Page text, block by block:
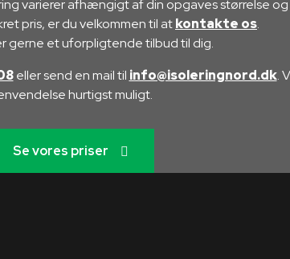
varierer afhængigt af din opgaves størrelse og
pris, er du velkommen til atkontakte os.
gerne et uforpligtende tilbud til dig.
eller send en mail til info@isoleringnord.dk.
hurtigst muligt.
Se vores priser